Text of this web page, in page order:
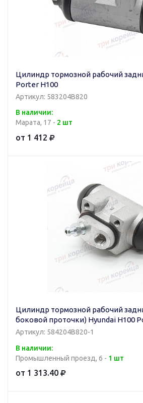
Цилиндр тормозной рабочий
Porter H100
Артикул: 583204B820
В наличии:
Марата, 17 - 2 шт
от 1 412
Цилиндр тормозной рабочий
боковой проточки) Hyundai H100
Артикул: 584204B820-1
В наличии:
Промышленный проезд, 6 - 1 шт
от 1 313.40